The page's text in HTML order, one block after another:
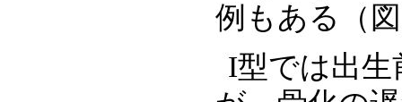
例もある（
I型では出